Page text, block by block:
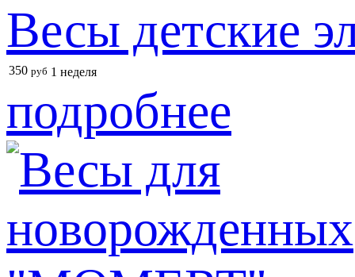
Весы детские
350 руб 1 неделя
подробнее